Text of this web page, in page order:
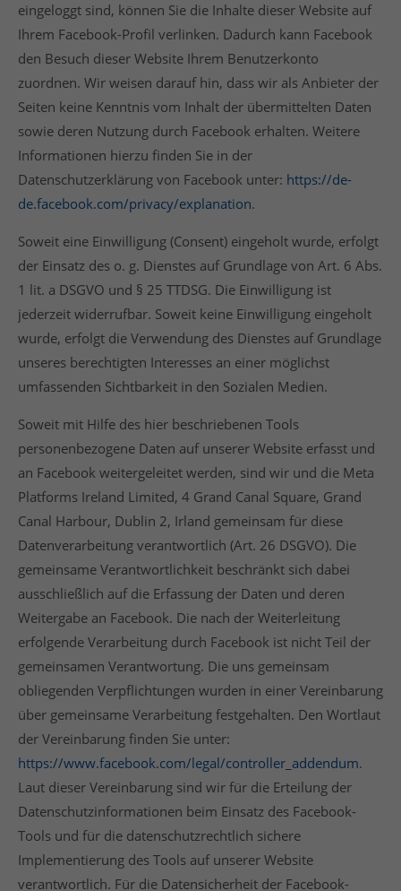
eingeloggt sind, können Sie die Inhalte dieser Website auf
Ihrem Facebook-Profil verlinken. Dadurch kann Facebook
den Besuch dieser Website Ihrem Benutzerkonto
zuordnen. Wir weisen darauf hin, dass wir als Anbieter der
Seiten keine Kenntnis vom Inhalt der übermittelten Daten
sowie deren Nutzung durch Facebook erhalten. Weitere
Informationen hierzu finden Sie in der
Datenschutzerklärung von Facebook unter: https://de-
de.facebook.com/privacy/explanation.
Soweit eine Einwilligung (Consent) eingeholt wurde, erfolgt
der Einsatz des o. g. Dienstes auf Grundlage von Art. 6 Abs.
1 lit. a DSGVO und § 25 TTDSG. Die Einwilligung ist
jederzeit widerrufbar. Soweit keine Einwilligung eingeholt
wurde, erfolgt die Verwendung des Dienstes auf Grundlage
unseres berechtigten Interesses an einer möglichst
umfassenden Sichtbarkeit in den Sozialen Medien.
Soweit mit Hilfe des hier beschriebenen Tools
personenbezogene Daten auf unserer Website erfasst und
an Facebook weitergeleitet werden, sind wir und die Meta
Platforms Ireland Limited, 4 Grand Canal Square, Grand
Canal Harbour, Dublin 2, Irland gemeinsam für diese
Datenverarbeitung verantwortlich (Art. 26 DSGVO). Die
gemeinsame Verantwortlichkeit beschränkt sich dabei
ausschließlich auf die Erfassung der Daten und deren
Weitergabe an Facebook. Die nach der Weiterleitung
erfolgende Verarbeitung durch Facebook ist nicht Teil der
gemeinsamen Verantwortung. Die uns gemeinsam
obliegenden Verpflichtungen wurden in einer Vereinbarung
über gemeinsame Verarbeitung festgehalten. Den Wortlaut
der Vereinbarung finden Sie unter:
https://www.facebook.com/legal/controller_addendum.
Laut dieser Vereinbarung sind wir für die Erteilung der
Datenschutzinformationen beim Einsatz des Facebook-
Tools und für die datenschutzrechtlich sichere
Implementierung des Tools auf unserer Website
verantwortlich. Für die Datensicherheit der Facebook-